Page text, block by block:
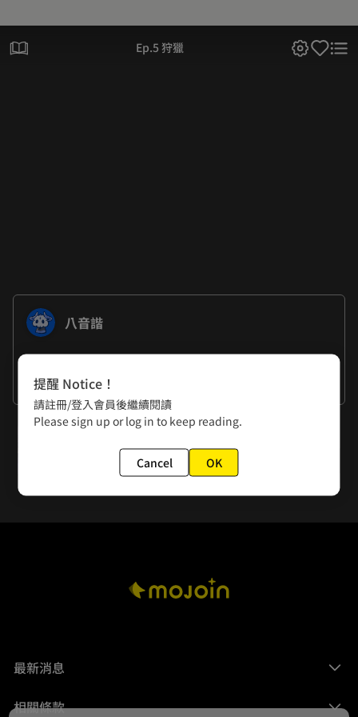
Ep.5 狩獵
八音諧
這裡是哪裡？我是誰？？
下一話
Ep.6 轉生
最新消息
相關條款
提醒 Notice！
請註冊/登入會員後繼續閱讀
Please sign up or log in to keep reading.
Cancel OK